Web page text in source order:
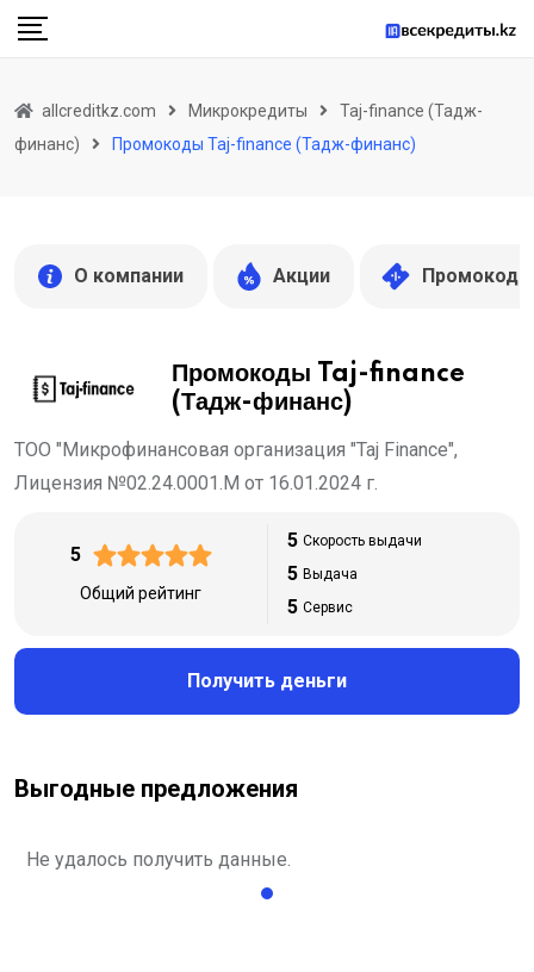
Skip
allcreditkz.com Микрокредиты
Taj-finance (Тадж-
финанс)
Промокоды Taj-finance (Тадж-финанс)
О компании Акции Промокоды
Промокоды Taj-finance
(Тадж-финанс)
ТОО "Микрофинансовая организация "Taj Finance",
Лицензия №02.24.0001.М от 16.01.2024 г.
5
Общий рейтинг
5 Скорость выдачи
5 Выдача
5 Сервис
Получить деньги
Выгодные предложения
Не удалось получить данные.